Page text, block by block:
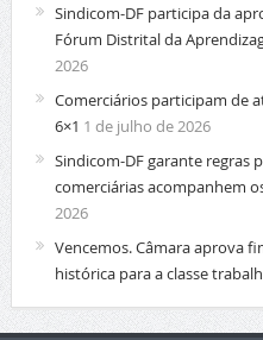
Sindicom-DF participa da
Fórum Distrital da
2026
Comerciários participam de
6×1 1 de julho de 2026
Sindicom-DF garante regras
comerciárias acompanhem
2026
Vencemos. Câmara aprova
histórica para a classe